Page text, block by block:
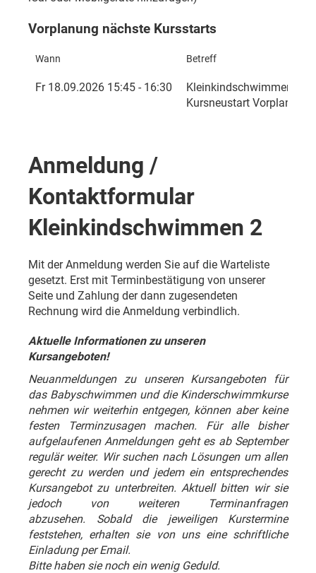
Vorplanung nächste Kursstarts
Wann Betreff
Fr 18.09.2026 15:45 - 16:30
Kleinkindschwimmen 2
Kursneustart Vorplanung
Anmeldung /
Kontaktformular
Kleinkindschwimmen 2
Mit der Anmeldung werden Sie auf die Warteliste
gesetzt. Erst mit Terminbestätigung von unserer
Seite und Zahlung der dann zugesendeten
Rechnung wird die Anmeldung verbindlich.
Aktuelle Informationen zu unseren
Kursangeboten!
Neuanmeldungen zu unseren Kursangeboten für
das Babyschwimmen und die Kinderschwimmkurse
nehmen wir weiterhin entgegen, können aber keine
festen Terminzusagen machen. Für alle bisher
aufgelaufenen Anmeldungen geht es ab September
regulär weiter. Wir suchen nach Lösungen um allen
gerecht zu werden und jedem ein entsprechendes
Kursangebot zu unterbreiten. Aktuell bitten wir sie
jedoch von weiteren Terminanfragen
abzusehen. Sobald die jeweiligen Kurstermine
feststehen, erhalten sie von uns eine schriftliche
Einladung per Email.
Bitte haben sie noch ein wenig Geduld.